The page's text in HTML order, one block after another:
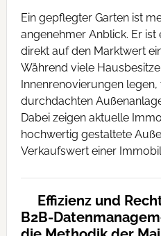
Ein gepflegter Garten ist
angenehmer Anblick. Er ist
direkt auf den Marktwert
Während viele
Innenrenovierungen
durchdachten
Dabei zeigen aktuelle
hochwertig gestaltete
Verkaufswert einer
Effizienz und
B2B-